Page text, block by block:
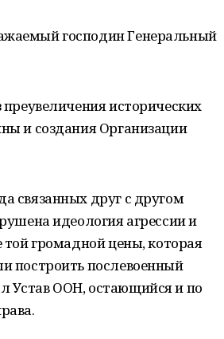
господин Генеральный
исторических
и создания Организации
связанных друг с другом
идеология агрессии и
громадной цены, которая
построить послевоенный
Устав ООН, остающийся и по